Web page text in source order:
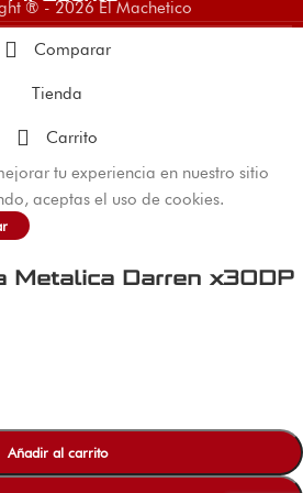
® - 2026 El Machetico
Comparar
Tienda
Carrito
tu experiencia en nuestro sitio
aceptas el uso de cookies.
Metalica Darren x30DP
Añadir al carrito